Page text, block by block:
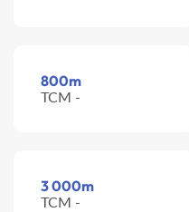
800m
TCM -
3 000m
TCM -